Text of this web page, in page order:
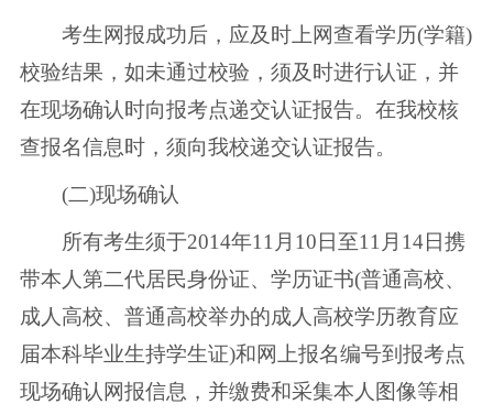
考生网报成功后，应及时上网查看学历(学籍)
校验结果，如未通过校验，须及时进行认证，并
在现场确认时向报考点递交认证报告。在我校核
查报名信息时，须向我校递交认证报告。
(二)现场确认
所有考生须于2014年11月10日至11月14日携
带本人第二代居民身份证、学历证书(普通高校、
成人高校、普通高校举办的成人高校学历教育应
届本科毕业生持学生证)和网上报名编号到报考点
现场确认网报信息，并缴费和采集本人图像等相